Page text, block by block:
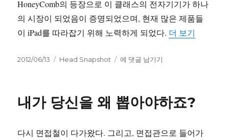
HoneyComb의 등장으로 이 클래스의 전자기기가 하나
의 시장이 되었음이 증명되었으며, 현재 많은 제품들
이 iPad를 따라잡기 위해 노력하게 되었다. 더 보기
작
2012/06/13
카
Head Snapshot
iPad
iPad:
레
나
에 댓글 남기기
내가 당신을 왜 뽑아야하죠?
다시 면접철이 다가왔다. 그리고, 면접관으로 들어가